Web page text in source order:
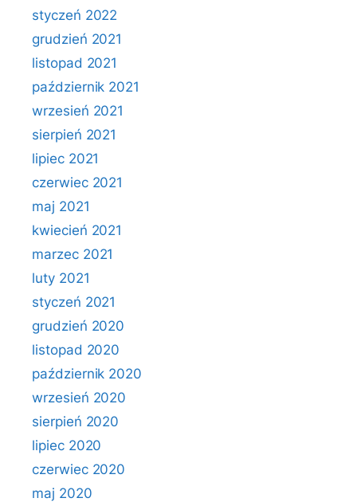
styczeń 2022
grudzień 2021
listopad 2021
październik 2021
wrzesień 2021
sierpień 2021
lipiec 2021
czerwiec 2021
maj 2021
kwiecień 2021
marzec 2021
luty 2021
styczeń 2021
grudzień 2020
listopad 2020
październik 2020
wrzesień 2020
sierpień 2020
lipiec 2020
czerwiec 2020
maj 2020